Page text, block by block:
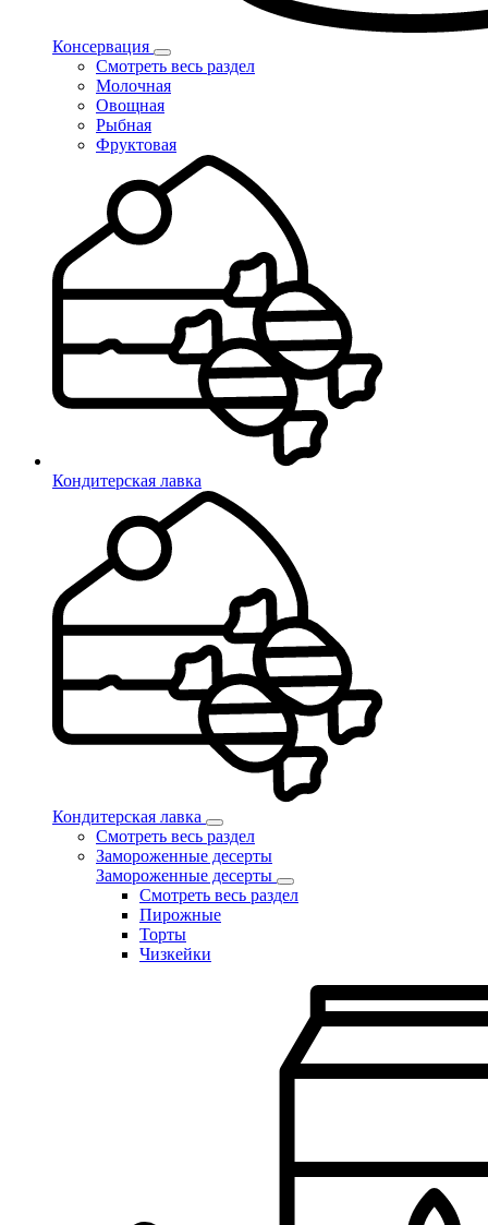
Консервация
Смотреть весь раздел
Молочная
Овощная
Рыбная
Фруктовая
Кондитерская лавка
Кондитерская лавка
Смотреть весь раздел
Замороженные десерты
Замороженные десерты
Смотреть весь раздел
Пирожные
Торты
Чизкейки